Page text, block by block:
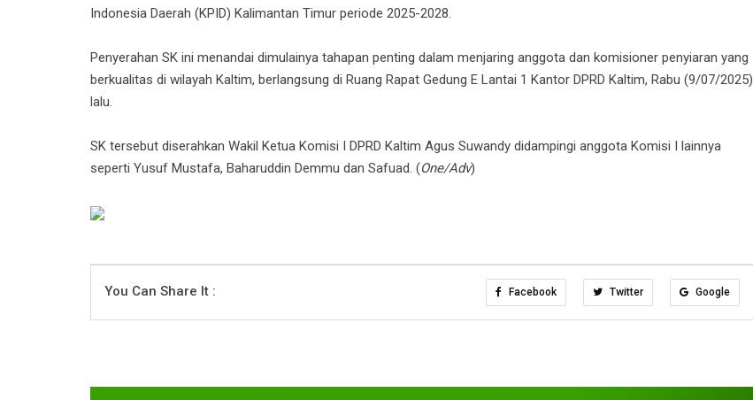
Indonesia Daerah (KPID) Kalimantan Timur periode 2025-2028.
Penyerahan SK ini menandai dimulainya tahapan penting dalam menjaring anggota dan komisioner penyiaran yang
berkualitas di wilayah Kaltim, berlangsung di Ruang Rapat Gedung E Lantai 1 Kantor DPRD Kaltim, Rabu (9/07/2025)
lalu.
SK tersebut diserahkan Wakil Ketua Komisi I DPRD Kaltim Agus Suwandy didampingi anggota Komisi I lainnya
seperti Yusuf Mustafa, Baharuddin Demmu dan Safuad. (One/Adv)
You Can Share It : Facebook Twitter Google